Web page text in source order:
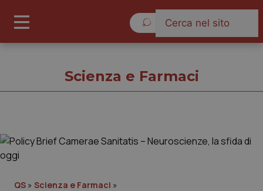
Scienza e Farmaci
QS » Scienza e Farmaci »